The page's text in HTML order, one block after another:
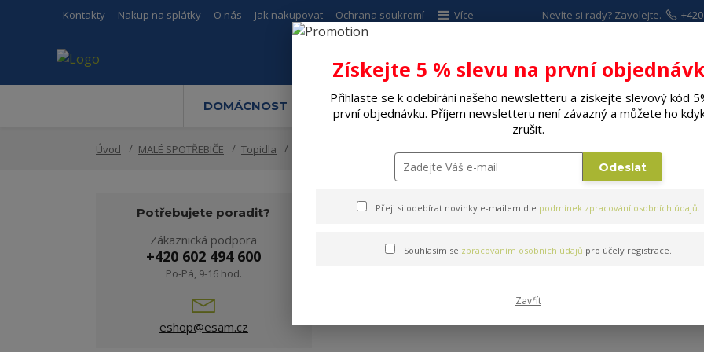
Kontakty Nakup na splátky O nás Jak nakupovat Ochrana soukromí Více Nevíte si rady? Zavolejte.
DOMÁCNOST MALÉ SPOTŘEBIČE ELEKTRO DÍLNA A
Úvod MALÉ SPOTŘEBIČE Topidla Teplovzdušné ventilátory
V této kategorii nebylo nalezeno žádné zboží.
Potřebujete poradit?
Zákaznická podpora
+420 602 494 600
Po-Pá, 9-16 hod.
eshop@esam.cz
Získejte 5 % slevu na první
Přihlaste se k odebírání našeho newsletteru a získejte slevový kód
první objednávku. Příjem newsletteru není závazný a můžete ho
zrušit.
Odeslat
Přeji si odebírat novinky e-mailem dle podmínek zpracování osobních údajů.
Souhlasím se zpracováním osobních údajů pro účely registrace.
Zavřít